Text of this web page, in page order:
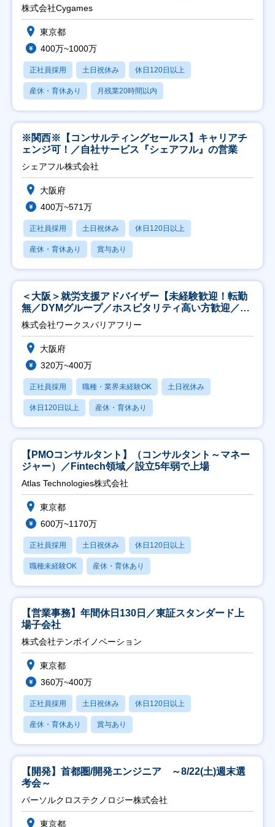
株式会社Cygames
東京都
400万~1000万
正社員採用 土日祝休み 休日120日以上
産休・育休あり 月残業20時間以内
※関西※【コンサルティングセールス】キャリアチ
ェンジ可！／自社サービス『シェアフル』の営業
シェアフル株式会社
大阪府
400万~571万
正社員採用 土日祝休み 休日120日以上
産休・育休あり 賞与あり
＜大阪＞就労支援アドバイザー【未経験歓迎！転勤
無／DYMグループ／ホスピタリティ高い方歓迎／土
日祝】
株式会社ワークスバリアフリー
大阪府
320万~400万
正社員採用 職種・業界未経験OK 土日祝休み
休日120日以上 産休・育休あり
【PMOコンサルタント】（コンサルタント～マネー
ジャー）／Fintech領域／設立5年弱で上場
Atlas Technologies株式会社
東京都
600万~1170万
正社員採用 土日祝休み 休日120日以上
職種未経験OK 産休・育休あり
【営業事務】年間休日130日／東証スタンダード上
場子会社
株式会社テンポイノベーション
東京都
360万~400万
正社員採用 土日祝休み 休日120日以上
産休・育休あり 賞与あり
【開発】首都圏/開発エンジニア ～8/22(土)週末選
考会～
パーソルクロステクノロジー株式会社
東京都